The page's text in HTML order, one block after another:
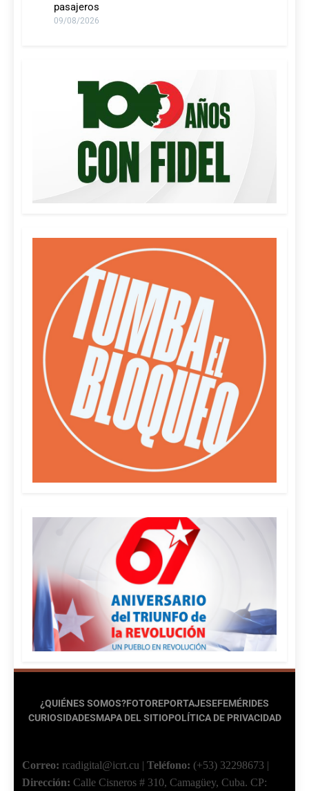
pasajeros
09/08/2026
¿QUIÉNES SOMOS?FOTOREPORTAJESEFEMÉRIDES
CURIOSIDADESMAPA DEL SITIOPOLÍTICA DE PRIVACIDAD
Correo: rcadigital@icrt.cu Teléfono: (+53) 32298673
Dirección: Calle Cisneros # 310, Camagüey, Cuba. CP: